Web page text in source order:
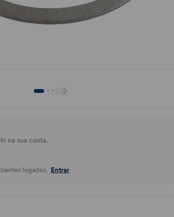
na sua conta.
logados. Entrar